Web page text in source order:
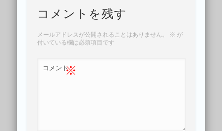
コメントを残す
メールアドレスが公開されることはありません。 ※ が
付いている欄は必須項目です
コメント※